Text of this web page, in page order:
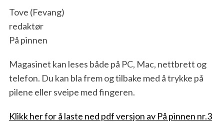
Tove (Fevang)
redaktør
På pinnen
Magasinet kan leses både på PC, Mac, nettbrett og
telefon. Du kan bla frem og tilbake med å trykke på
pilene eller sveipe med fingeren.
Klikk her for å laste ned pdf versjon av På pinnen nr.3